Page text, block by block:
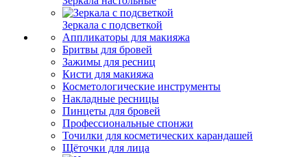
Зеркала с подсветкой
Аппликаторы для макияжа
Бритвы для бровей
Зажимы для ресниц
Кисти для макияжа
Косметологические инструменты
Накладные ресницы
Пинцеты для бровей
Профессиональные спонжи
Точилки для косметических карандашей
Щёточки для лица